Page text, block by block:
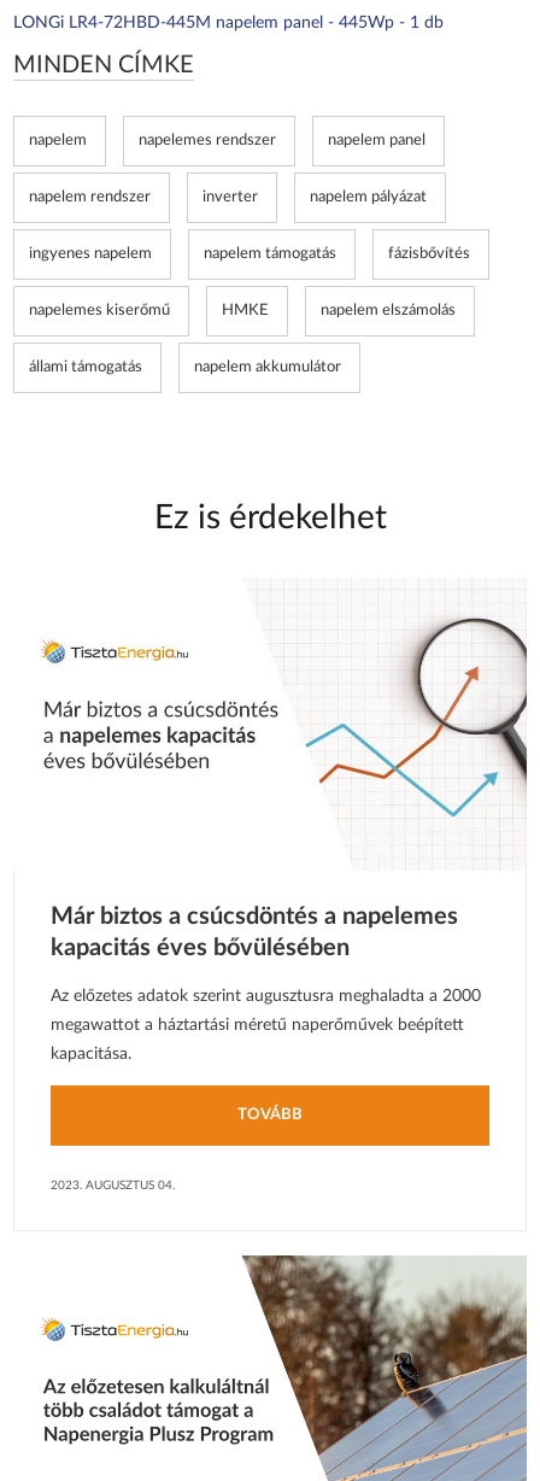
LONGi LR4-72HBD-445M napelem panel - 445Wp - 1 db
MINDEN CÍMKE
napelem napelemes rendszer napelem panel
napelem rendszer inverter napelem pályázat
ingyenes napelem napelem támogatás fázisbővítés
napelemes kiserőmű HMKE napelem elszámolás
állami támogatás napelem akkumulátor
Ez is érdekelhet
Már biztos a csúcsdöntés a napelemes
kapacitás éves bővülésében
Az előzetes adatok szerint augusztusra meghaladta a 2000
megawattot a háztartási méretű naperőművek beépített
kapacitása.
TOVÁBB
2023. AUGUSZTUS 04.